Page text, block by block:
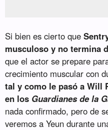
Si bien es cierto que
musculoso y no termina
que el actor se prepare
crecimiento muscular con
tal y como le pasó a Will
en los Guardianes de la
nada confirmado, pero de
veremos a Yeun durante